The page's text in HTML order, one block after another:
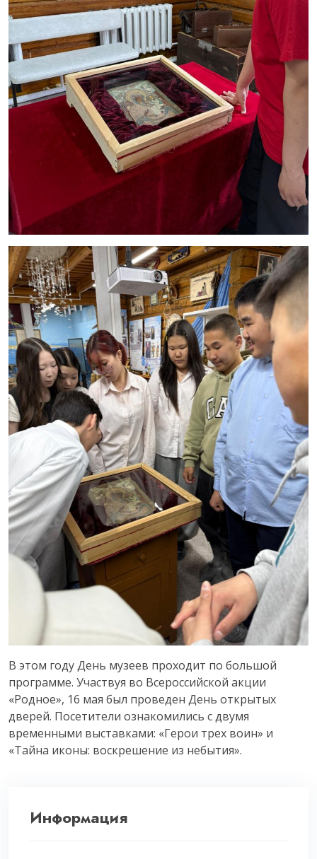
В этом году День музеев проходит по большой
программе. Участвуя во Всероссийской акции
«Родное», 16 мая был проведен День открытых
дверей. Посетители ознакомились с двумя
временными выставками: «Герои трех воин» и
«Тайна иконы: воскрешение из небытия».
Информация